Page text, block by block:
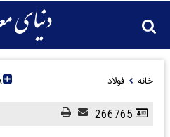
خانه فولاد